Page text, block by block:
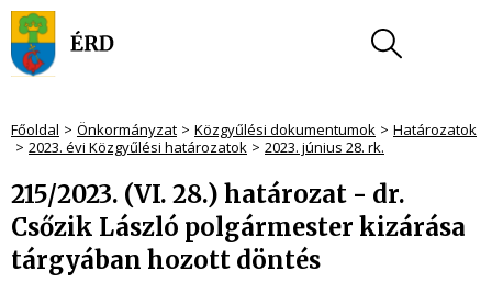
Főoldal Önkormányzat Közgyűlési dokumentumok
Határozatok
2023. évi Közgyűlési határozatok
2023. június 28. rk.
215/2023. (VI. 28.) határozat - dr.
Csőzik László polgármester kizárása
tárgyában hozott döntés